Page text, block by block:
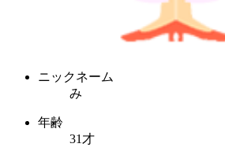
ニックネーム
み
年齢
31才